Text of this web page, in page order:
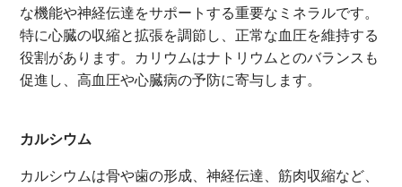
な機能や神経伝達をサポートする重要なミネラルです。
特に心臓の収縮と拡張を調節し、正常な血圧を維持する
役割があります。カリウムはナトリウムとのバランスも
促進し、高血圧や心臓病の予防に寄与します。
カルシウム
カルシウムは骨や歯の形成、神経伝達、筋肉収縮など、